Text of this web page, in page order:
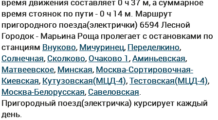
время стоянок по пути - 0 ч 14 м. Маршрут
пригородного поезда(электрички) 6594 Лесной
Городок - Марьина Роща пролегает c остановками по
станциям Внуково, Мичуринец, Переделкино,
Солнечная, Сколково,Очаково 1 ,Аминьевская,
Матвеевское, Минская, Москва-Сортировочная-
Киевская, Кутузовская(МЦД-4),Тестовская(МЦД-4),
Москва-Белорусская, Савеловская
Пригородный поезд(электричка) курсирует каждый
день.